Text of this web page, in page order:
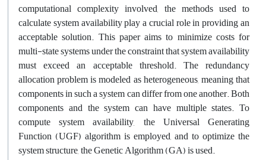
computational complexity involved, the methods used to
calculate system availability play a crucial role in providing an
acceptable solution. This paper aims to minimize costs for
multi-state systems under the constraint that system availability
must exceed an acceptable threshold. The redundancy
allocation problem is modeled as heterogeneous, meaning that
components in such a system can differ from one another. Both
components and the system can have multiple states. To
compute system availability, the Universal Generating
Function (UGF) algorithm is employed, and to optimize the
system structure, the Genetic Algorithm (GA) is used.